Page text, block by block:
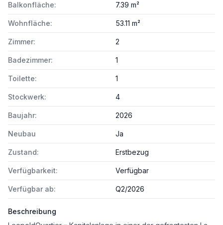
Balkonfläche: 7.39 m²
Wohnfläche: 53.11 m²
Zimmer: 2
Badezimmer: 1
Toilette: 1
Stockwerk: 4
Baujahr: 2026
Neubau Ja
Zustand: Erstbezug
Verfügbarkeit: Verfügbar
Verfügbar ab: Q2/2026
Beschreibung